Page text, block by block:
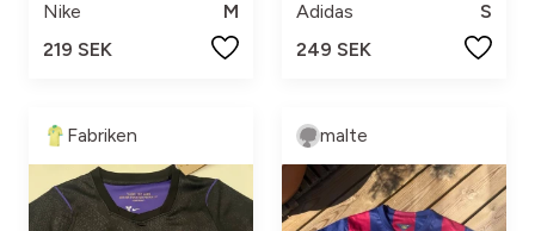
Nike
M
219 SEK
Adidas
S
249 SEK
Fabriken malte